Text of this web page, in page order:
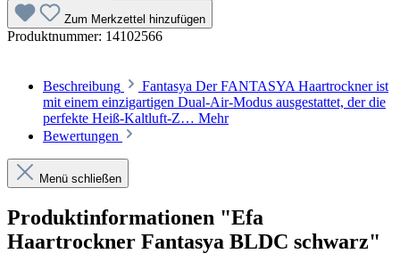
Zum Merkzettel hinzufügen
Produktnummer: 14102566
Beschreibung
Fantasya Der FANTASYA Haartrockner ist
mit einem einzigartigen Dual-Air-Modus ausgestattet, der die
perfekte Heiß-Kaltluft-Z… Mehr
Bewertungen
Menü schließen
Produktinformationen "Efa
Haartrockner Fantasya BLDC schwarz"